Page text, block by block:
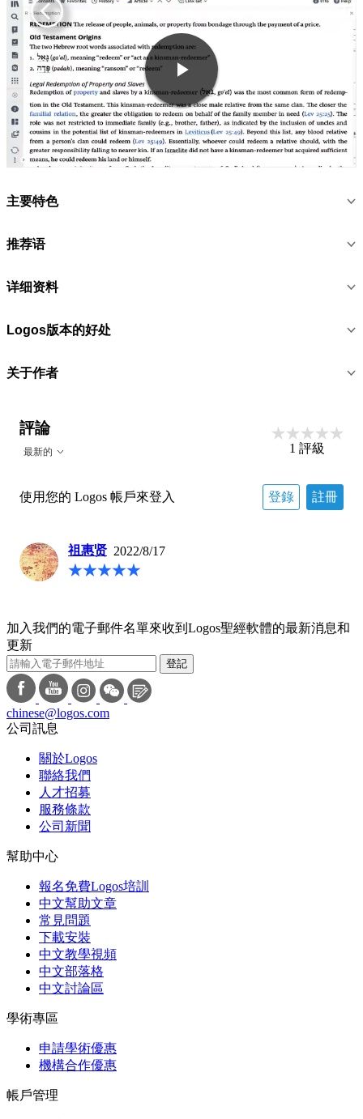
主要特色
推荐语
详细资料
Logos版本的好处
关于作者
評論
最新的 1 評級
使用您的 Logos 帳戶來登入 登錄 註冊
祖惠贤 2022/8/17
加入我們的電子郵件名單來收到Logos聖經軟體的最新消息和
更新
登記
chinese@logos.com
公司訊息
關於Logos
聯絡我們
人才招募
服務條款
公司新聞
幫助中心
報名免費Logos培訓
中文幫助文章
常見問題
下載安裝
中文教學視頻
中文部落格
中文討論區
學術專區
申請學術優惠
機構合作優惠
帳戶管理